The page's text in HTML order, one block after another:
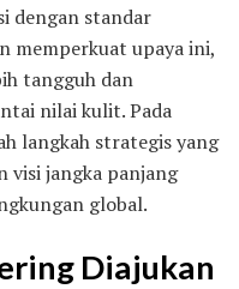
dengan standar
memperkuat upaya ini,
tangguh dan
nilai kulit. Pada
langkah strategis yang
visi jangka panjang
global.
Diajukan